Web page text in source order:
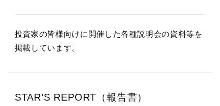
投資家の皆様向けに開催した各種説明会の資料等を
掲載しています。
STAR’S REPORT（報告書）